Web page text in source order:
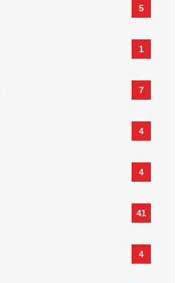
5
1
7
4
4
41
4